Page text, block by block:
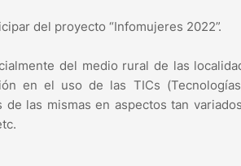
del proyecto “Infomujeres 2022”.
del medio rural de las
en el uso de las TICs
las mismas en aspectos tan